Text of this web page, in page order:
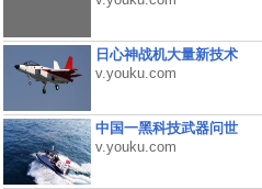
日心神战机大量新技术
v.youku.com
中国一黑科技武器问世
v.youku.com